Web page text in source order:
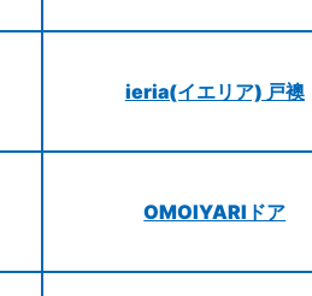
ieria(イエリア) 戸襖
OMOIYARIドア